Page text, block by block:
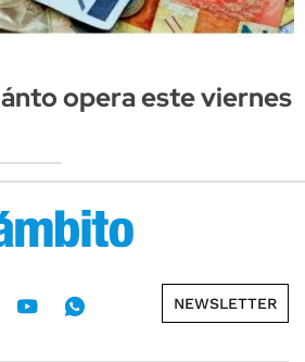
opera este viernes
NEWSLETTER